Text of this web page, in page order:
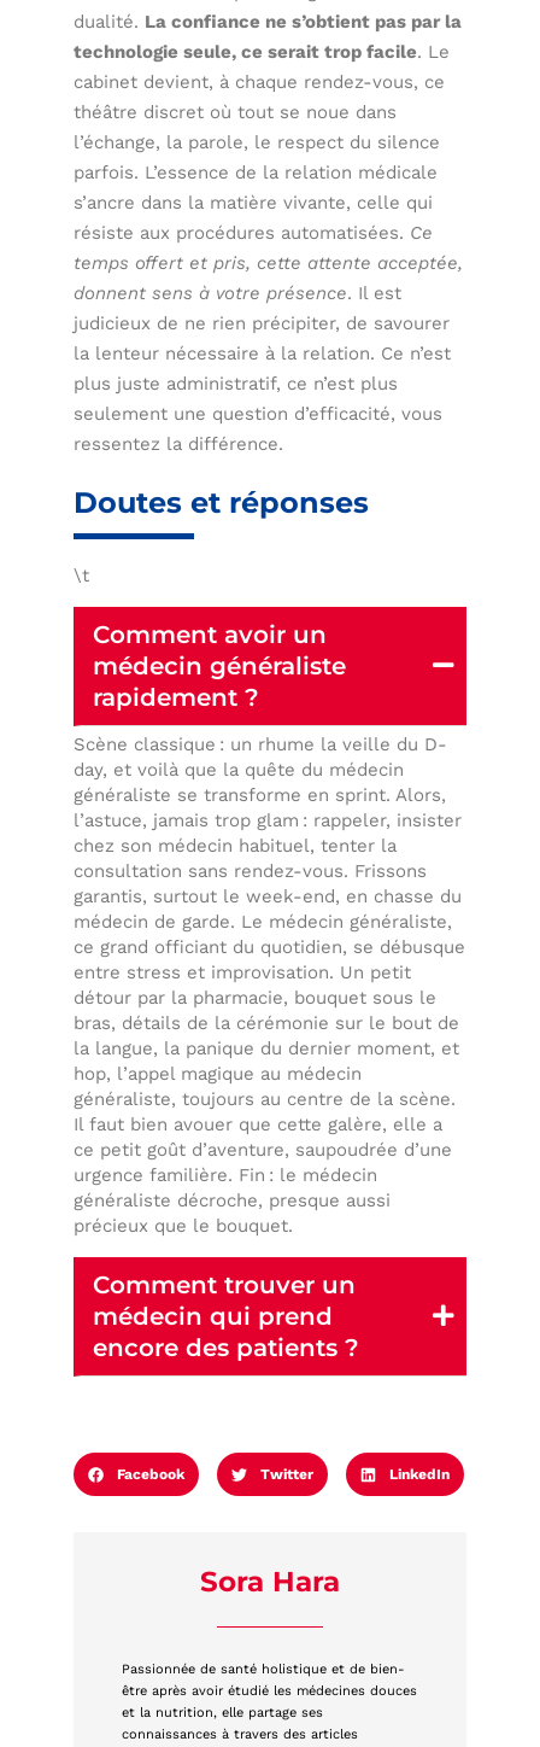
dualité. La confiance ne s’obtient pas par la
technologie seule, ce serait trop facile. Le
cabinet devient, à chaque rendez-vous, ce
théâtre discret où tout se noue dans
l’échange, la parole, le respect du silence
parfois. L’essence de la relation médicale
s’ancre dans la matière vivante, celle qui
résiste aux procédures automatisées. Ce
temps offert et pris, cette attente acceptée,
donnent sens à votre présence. Il est
judicieux de ne rien précipiter, de savourer
la lenteur nécessaire à la relation. Ce n’est
plus juste administratif, ce n’est plus
seulement une question d’efficacité, vous
ressentez la différence.
Doutes et réponses
\t
Comment avoir un
médecin généraliste
rapidement ?
Scène classique : un rhume la veille du D-
day, et voilà que la quête du médecin
généraliste se transforme en sprint. Alors,
l’astuce, jamais trop glam : rappeler, insister
chez son médecin habituel, tenter la
consultation sans rendez-vous. Frissons
garantis, surtout le week-end, en chasse du
médecin de garde. Le médecin généraliste,
ce grand officiant du quotidien, se débusque
entre stress et improvisation. Un petit
détour par la pharmacie, bouquet sous le
bras, détails de la cérémonie sur le bout de
la langue, la panique du dernier moment, et
hop, l’appel magique au médecin
généraliste, toujours au centre de la scène.
Il faut bien avouer que cette galère, elle a
ce petit goût d’aventure, saupoudrée d’une
urgence familière. Fin : le médecin
généraliste décroche, presque aussi
précieux que le bouquet.
Comment trouver un
médecin qui prend
encore des patients ?
Facebook Twitter LinkedIn
Sora Hara
Passionnée de santé holistique et de bien-
être après avoir étudié les médecines douces
et la nutrition, elle partage ses
connaissances à travers des articles